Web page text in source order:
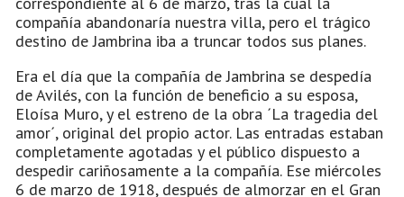
compañía abandonaría nuestra villa, pero el trágico
destino de Jambrina iba a truncar todos sus planes.
Era el día que la compañía de Jambrina se despedía
de Avilés, con la función de beneficio a su esposa,
Eloísa Muro, y el estreno de la obra ´La tragedia del
amor´, original del propio actor. Las entradas estaban
completamente agotadas y el público dispuesto a
despedir cariñosamente a la compañía. Ese miércoles
6 de marzo de 1918, después de almorzar en el Gran